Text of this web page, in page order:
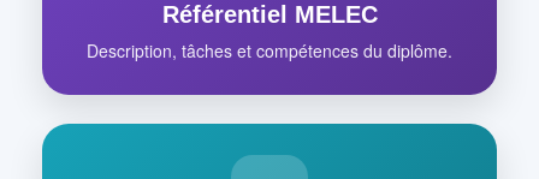
Référentiel MELEC
Description, tâches et compétences du diplôme.